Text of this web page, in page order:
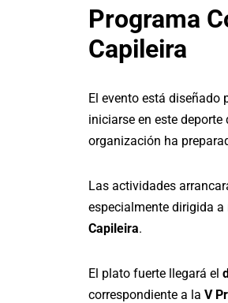
Programa
Capileira
El evento está diseñado
iniciarse en este
organización ha
Las actividades
especialmente dirigida
Capileira.
El plato fuerte llegará el
correspondiente a la V